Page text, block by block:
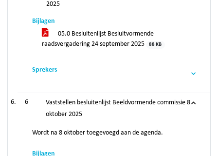
2025
Bijlagen
05.0 Besluitenlijst Besluitvormende
raadsvergadering 24 september 2025
88 KB
Sprekers
6
Vaststellen besluitenlijst Beeldvormende commissie 8
oktober 2025
Wordt na 8 oktober toegevoegd aan de agenda.
Bijlagen